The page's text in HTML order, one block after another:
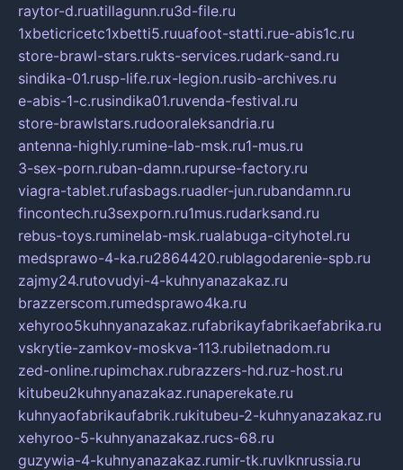
raytor-d.ruatillagunn.ru3d-file.ru
1xbeticricetc1xbetti5.ruuafoot-statti.rue-abis1c.ru
store-brawl-stars.rukts-services.rudark-sand.ru
sindika-01.rusp-life.rux-legion.rusib-archives.ru
e-abis-1-c.rusindika01.ruvenda-festival.ru
store-brawlstars.rudooraleksandria.ru
antenna-highly.rumine-lab-msk.ru1-mus.ru
3-sex-porn.ruban-damn.rupurse-factory.ru
viagra-tablet.rufasbags.ruadler-jun.rubandamn.ru
fincontech.ru3sexporn.ru1mus.rudarksand.ru
rebus-toys.ruminelab-msk.rualabuga-cityhotel.ru
medsprawo-4-ka.ru2864420.rublagodarenie-spb.ru
zajmy24.rutovudyi-4-kuhnyanazakaz.ru
brazzerscom.rumedsprawo4ka.ru
xehyroo5kuhnyanazakaz.rufabrikayfabrikaefabrika.ru
vskrytie-zamkov-moskva-113.rubiletnadom.ru
zed-online.rupimchax.rubrazzers-hd.ruz-host.ru
kitubeu2kuhnyanazakaz.runaperekate.ru
kuhnyaofabrikaufabrik.rukitubeu-2-kuhnyanazakaz.ru
xehyroo-5-kuhnyanazakaz.rucs-68.ru
guzywia-4-kuhnyanazakaz.rumir-tk.ruvlknrussia.ru